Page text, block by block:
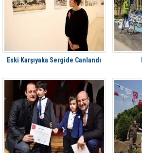
Eski Karşıyaka Sergide Canlandı